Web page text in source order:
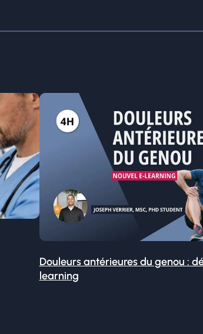
Douleurs antérieures du genou :
learning